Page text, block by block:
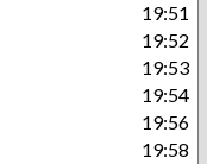
19:51
19:52
19:53
19:54
19:56
19:58